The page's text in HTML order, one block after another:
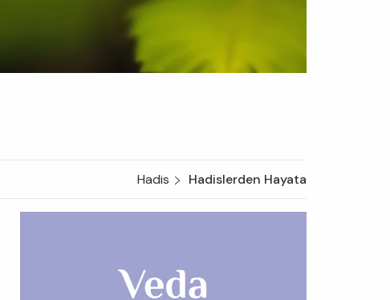
Hadis Hadislerden Hayata